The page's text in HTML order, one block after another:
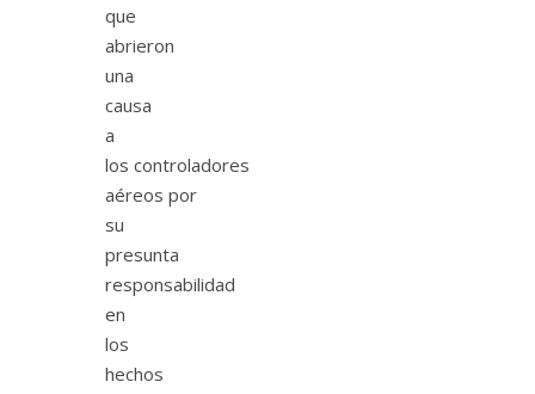
que
abrieron
una
causa
a
los controladores
aéreos por
su
presunta
responsabilidad
en
los
hechos